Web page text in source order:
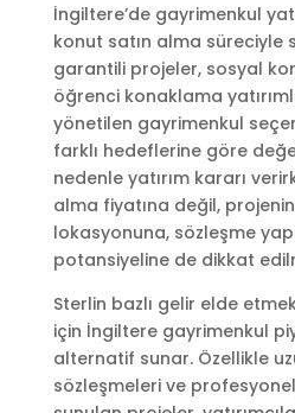
İngiltere’de gayrimenkul
konut satın alma süreciyle
garantili projeler, sosyal
öğrenci konaklama
yönetilen gayrimenkul
farklı hedeflerine göre
nedenle yatırım kararı
alma fiyatına değil,
lokasyonuna, sözleşme
potansiyeline de dikkat
Sterlin bazlı gelir elde
için İngiltere gayrimenkul
alternatif sunar. Özellikle
sözleşmeleri ve